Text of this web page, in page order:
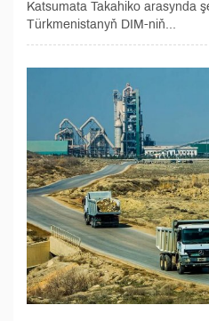
Katsumata Takahiko arasynda
Türkmenistanyň DIM-niň...